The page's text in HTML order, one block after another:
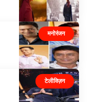
मनोरंजन
टेलीविज़न